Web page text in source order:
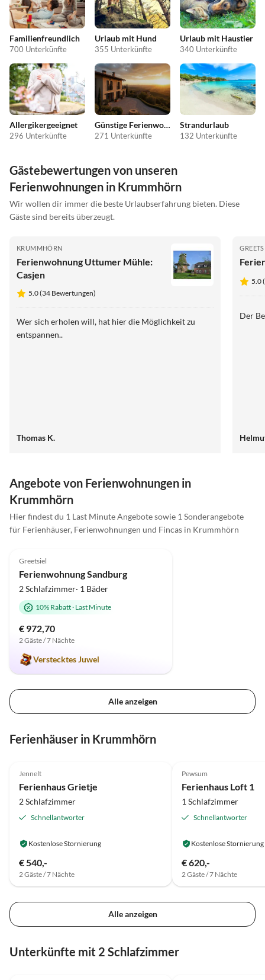
Familienfreundlich
700 Unterkünfte
Urlaub mit Hund
355 Unterkünfte
Urlaub mit Haustier
340 Unterkünfte
Allergikergeeignet
296 Unterkünfte
Günstige Ferienwohnungen
271 Unterkünfte
Strandurlaub
132 Unterkünfte
Gästebewertungen von unseren
Ferienwohnungen in Krummhörn
Wir wollen dir immer die beste Urlaubserfahrung bieten. Diese
Gäste sind bereits überzeugt.
KRUMMHÖRN
Ferienwohnung Uttumer Mühle:
Casjen
5.0 (34 Bewertungen)
Wer sich erholen will, hat hier die Möglichkeit zu
entspannen..
Thomas K.
5.0
Der
Angebote von Ferienwohnungen in
Krummhörn
Hier findest du 1 Last Minute Angebote sowie 1 Sonderangebote
für Ferienhäuser, Ferienwohnungen und Fincas in Krummhörn
Greetsiel
Ferienwohnung Sandburg
2 Schlafzimmer· 1 Bäder
10% Rabatt· Last Minute
€ 972,70
2 Gäste / 7 Nächte
Verstecktes Juwel
Alle anzeigen
Ferienhäuser in Krummhörn
Jennelt
Ferienhaus Grietje
2 Schlafzimmer
Schnellantworter
Kostenlose Stornierung
€ 540,-
2 Gäste / 7 Nächte
Pewsum
Ferienhaus Loft 1
1 Schlafzimmer
Schnellantworter
Kostenlose Stornierung
€ 620,-
2 Gäste / 7 Nächte
Alle anzeigen
Unterkünfte mit 2 Schlafzimmer